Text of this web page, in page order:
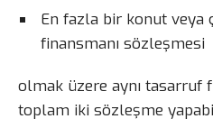
En fazla bir konut veya
finansmanı sözleşmesi
olmak üzere aynı tasarruf
toplam iki sözleşme